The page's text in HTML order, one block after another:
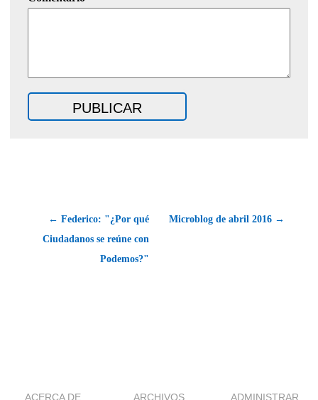
← Federico: "¿Por qué
Ciudadanos se reúne con
Podemos?"
Microblog de abril 2016 →
ACERCA DE ARCHIVOS ADMINISTRAR